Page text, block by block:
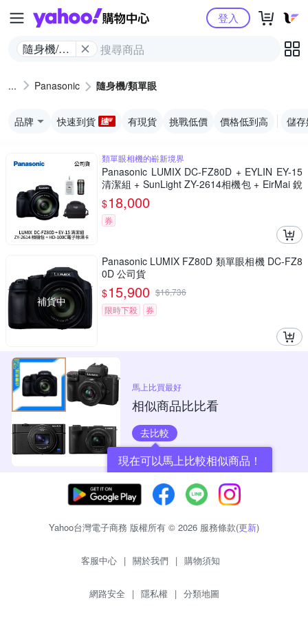
Yahoo購物中心
隨身機/類
登入
Panasonic 隨身機/類單眼
品牌 快速到貨 有現貨 挑戰低價 價格低到高 儲
類單眼相機的嶄新境界
Panasonic LUMIX DC-FZ80D + EYLIN EY-15
清潔組 + SunLight ZY-2614相機包 + EirMai 銳
瑪 HD-100C電子除濕卡 FZ80D (公司貨)
$18,000
券
補貨中
Panasonic LUMIX FZ80D 類單眼相機 DC-FZ8
0D 公司貨
$15,900 $16,736
限時下殺
券
馬上比買最好
相似商品比比看
去比較
現在可以馬上比較相似商品！
Yahoo台灣電子商務 版權所有 © 2026 服務條款(更新)
客服中心 | 關於我們 | 購物須知
網路安全 | 隱私權 | 分類地圖